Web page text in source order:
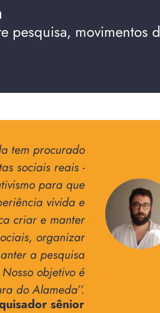
movimentos
tem procurado
sociais reais -
para que
vivida e
criar e manter
organizar
a pesquisa
objetivo é
do Alameda’’.
sênior